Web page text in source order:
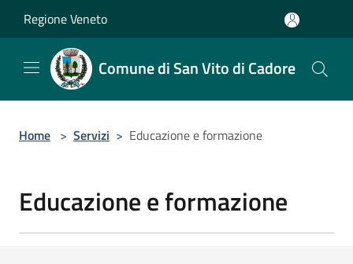
Regione Veneto
Comune di San Vito di Cadore
Home > Servizi > Educazione e formazione
Educazione e formazione